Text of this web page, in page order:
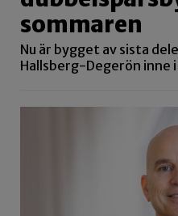
sommaren
Nu är bygget av sista
Hallsberg-Degerön inne